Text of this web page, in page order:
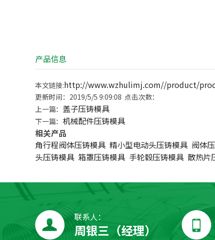
产品信息
本文链接:http://www.wzhulimj.com//product/
更新时间：2019/5/5 9:09:08 点击次数：
上一篇： 盖子压铸模具
下一篇： 机械配件压铸模具
相关产品
角行程阀体压铸模具 精小型电动头压铸模具 阀体
头压铸模具 箱罩压铸模具 手轮毂压铸模具 散热片
联系人：
周银三（经理）